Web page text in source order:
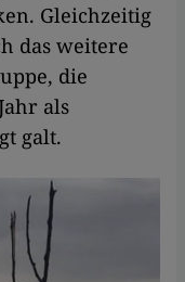
Gleichzeitig
das weitere
die
als
galt.